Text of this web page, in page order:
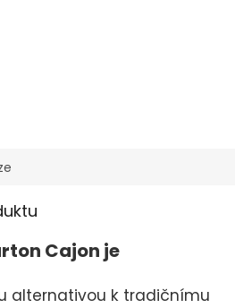
Cajon je
alternativou k tradičnímu